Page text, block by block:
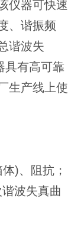
仪器可快速
、谐振频
谐波失
具有高可靠
生产线上使
)、阻抗；
波失真曲